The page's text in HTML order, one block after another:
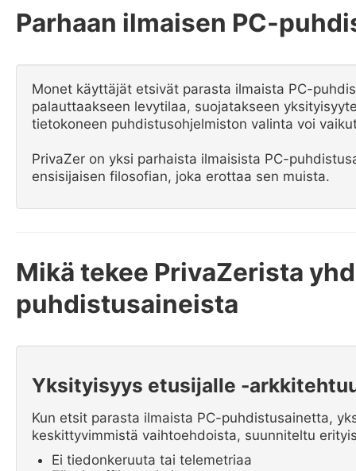
Parhaan ilmaisen PC-
Monet käyttäjät etsivät parasta ilmaista PC-
palauttaakseen levytilaa, suojatakseen
tietokoneen puhdistusohjelmiston valinta voi
PrivaZer on yksi parhaista ilmaisista PC-
ensisijaisen filosofian, joka erottaa sen muista.
Mikä tekee PrivaZerista
puhdistusaineista
Yksityisyys etusijalle -
Kun etsit parasta ilmaista PC-puhdistusainetta,
keskittyvimmistä vaihtoehdoista, suunniteltu
Ei tiedonkeruuta tai telemetriaa